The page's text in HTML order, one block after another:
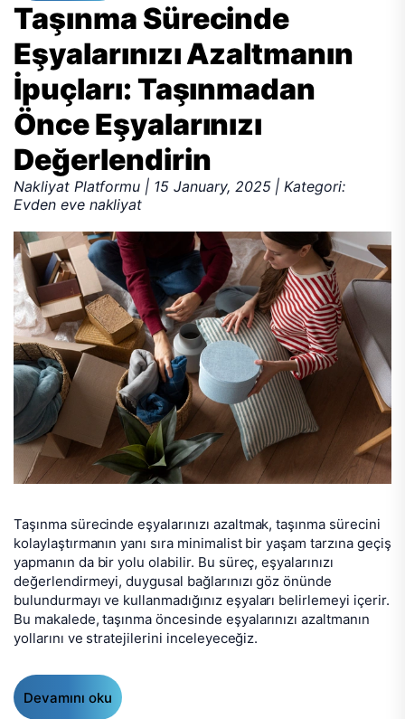
Taşınma Sürecinde
Eşyalarınızı Azaltmanın
İpuçları: Taşınmadan
Önce Eşyalarınızı
Değerlendirin
Nakliyat Platformu | 15 January, 2025 | Kategori:
Evden eve nakliyat
Taşınma sürecinde eşyalarınızı azaltmak, taşınma sürecini
kolaylaştırmanın yanı sıra minimalist bir yaşam tarzına geçiş
yapmanın da bir yolu olabilir. Bu süreç, eşyalarınızı
değerlendirmeyi, duygusal bağlarınızı göz önünde
bulundurmayı ve kullanmadığınız eşyaları belirlemeyi içerir.
Bu makalede, taşınma öncesinde eşyalarınızı azaltmanın
yollarını ve stratejilerini inceleyeceğiz.
Devamını oku